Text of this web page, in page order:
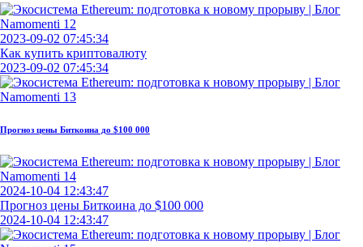
2023-09-02 07:45:34
Как купить криптовалюту
2023-09-02 07:45:34
Прогноз цены Биткоина до $100 000
2024-10-04 12:43:47
Прогноз цены Биткоина до $100 000
2024-10-04 12:43:47